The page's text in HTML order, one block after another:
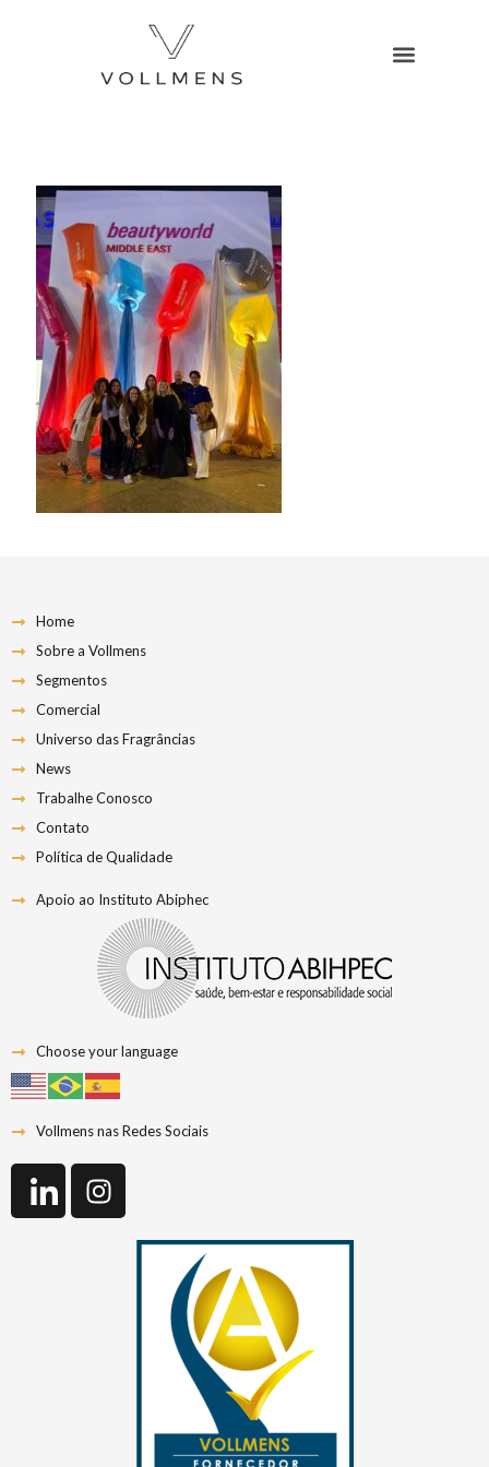
Home
Sobre a Vollmens
Segmentos
Comercial
Universo das Fragrâncias
News
Trabalhe Conosco
Contato
Política de Qualidade
Apoio ao Instituto Abiphec
Choose your language
Vollmens nas Redes Sociais